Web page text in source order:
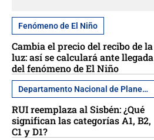
Fenómeno de El Niño
Cambia el precio del recibo de la
luz: así se calculará ante llegada
del fenómeno de El Niño
Departamento Nacional de Planeación
RUI reemplaza al Sisbén: ¿Qué
significan las categorías A1, B2,
C1 y D1?